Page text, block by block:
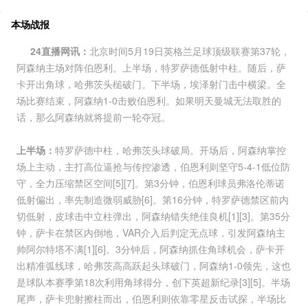
本场战报
24直播网讯： 北京时间5月19日英格兰足球顶级联赛第37轮，
阿森纳主场对阵伯恩利。上半场，特罗萨德低射中柱。随后，萨
卡开出角球，哈弗茨头槌破门。下半场，埃泽射门击中横梁。全
场比赛结束，阿森纳1-0击败伯恩利。如果明天曼城无法取胜的
话，那么阿森纳就将提前一轮夺冠。
上半场： 特罗萨德中柱，哈弗茨头球破局。开场后，阿森纳掌控
场上主动，主打高位逼抢与传控渗透，伯恩利则坚守5-4-1低位防
守，全力压缩禁区空间[5][7]。第3分钟，伯恩利球员弗洛伦蒂诺
低射偏出，率先制造微弱威胁[6]。第16分钟，特罗萨德禁区前内
切低射，皮球击中立柱弹出，阿森纳错失绝佳良机[1][3]。第35分
钟，萨卡在禁区内倒地，VAR介入后判定无点球，引发阿森纳主
帅阿尔特塔不满[1][6]。3分钟后，阿森纳抓住角球机会，萨卡开
出精准弧线球，哈弗茨高高跃起头球破门，阿森纳1-0领先，这也
是球队本赛季第18次利用角球得分，创下英超新纪录[3][5]。半场
尾声，萨卡兜射擦柱而出，伯恩利则依靠零星反击试探，半场比